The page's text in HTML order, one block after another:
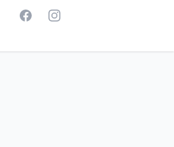
FacebookInstagram